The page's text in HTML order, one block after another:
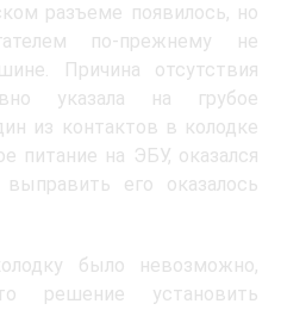
разъеме появилось, но
по-прежнему не
Причина отсутствия
указала на грубое
из контактов в колодке
питание на ЭБУ, оказался
его оказалось
было невозможно,
решение установить